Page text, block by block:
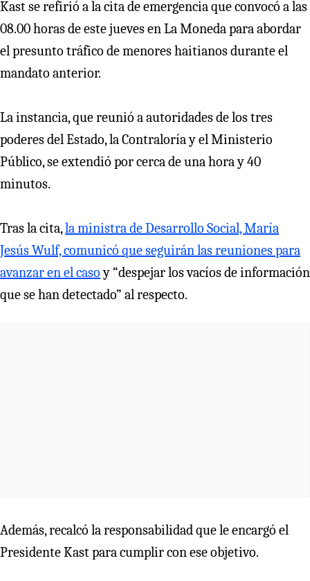
Kast se refirió a la cita de emergencia que convocó a las
08.00 horas de este jueves en La Moneda para abordar
el presunto tráfico de menores haitianos durante el
mandato anterior.
La instancia, que reunió a autoridades de los tres
poderes del Estado, la Contraloría y el Ministerio
Público, se extendió por cerca de una hora y 40
minutos.
Tras la cita,la ministra de Desarrollo Social, María
Jesús Wulf, comunicó que seguirán las reuniones para
avanzar en el casoy “despejar los vacíos de información
que se han detectado” al respecto.
Además, recalcó la responsabilidad que le encargó el
Presidente Kast para cumplir con ese objetivo.